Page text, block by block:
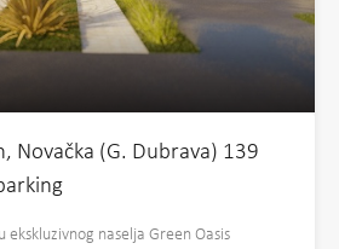
Novačka (G. Dubrava) 139
ekskluzivnog naselja Green Oasis